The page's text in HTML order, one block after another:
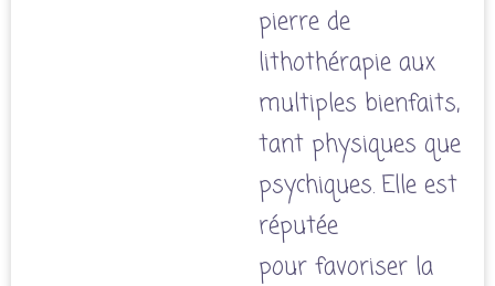
pierre de
lithothérapie aux
multiples bienfaits,
tant physiques que
psychiques. Elle est
réputée
pour favoriser la